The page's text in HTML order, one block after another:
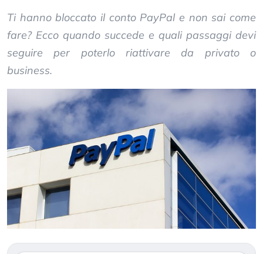
Ti hanno bloccato il conto PayPal e non sai come
fare? Ecco quando succede e quali passaggi devi
seguire per poterlo riattivare da privato o
business.